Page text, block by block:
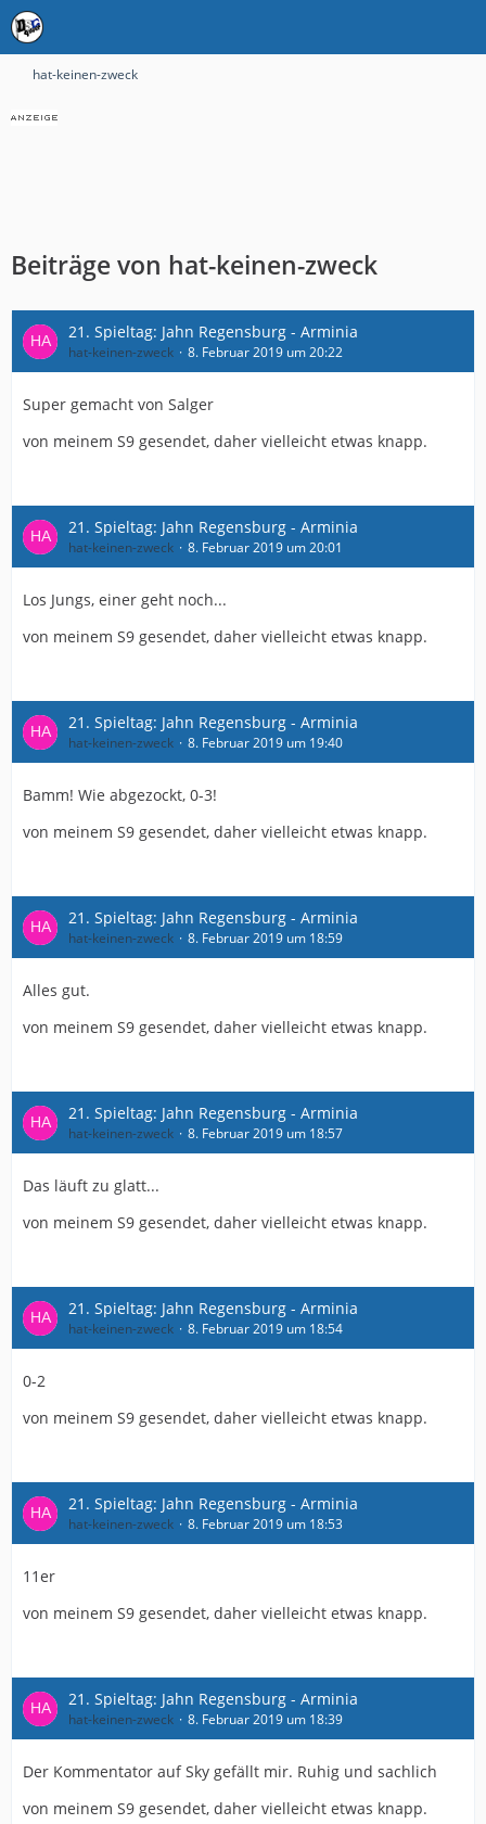
hat-keinen-zweck
Beiträge von hat-keinen-zweck
21. Spieltag: Jahn Regensburg - Arminia
hat-keinen-zweck 8. Februar 2019 um 20:22
Super gemacht von Salger
von meinem S9 gesendet, daher vielleicht etwas knapp.
21. Spieltag: Jahn Regensburg - Arminia
hat-keinen-zweck 8. Februar 2019 um 20:01
Los Jungs, einer geht noch...
von meinem S9 gesendet, daher vielleicht etwas knapp.
21. Spieltag: Jahn Regensburg - Arminia
hat-keinen-zweck 8. Februar 2019 um 19:40
Bamm! Wie abgezockt, 0-3!
von meinem S9 gesendet, daher vielleicht etwas knapp.
21. Spieltag: Jahn Regensburg - Arminia
hat-keinen-zweck 8. Februar 2019 um 18:59
Alles gut.
von meinem S9 gesendet, daher vielleicht etwas knapp.
21. Spieltag: Jahn Regensburg - Arminia
hat-keinen-zweck 8. Februar 2019 um 18:57
Das läuft zu glatt...
von meinem S9 gesendet, daher vielleicht etwas knapp.
21. Spieltag: Jahn Regensburg - Arminia
hat-keinen-zweck 8. Februar 2019 um 18:54
0-2
von meinem S9 gesendet, daher vielleicht etwas knapp.
21. Spieltag: Jahn Regensburg - Arminia
hat-keinen-zweck 8. Februar 2019 um 18:53
11er
von meinem S9 gesendet, daher vielleicht etwas knapp.
21. Spieltag: Jahn Regensburg - Arminia
hat-keinen-zweck 8. Februar 2019 um 18:39
Der Kommentator auf Sky gefällt mir. Ruhig und sachlich
von meinem S9 gesendet, daher vielleicht etwas knapp.